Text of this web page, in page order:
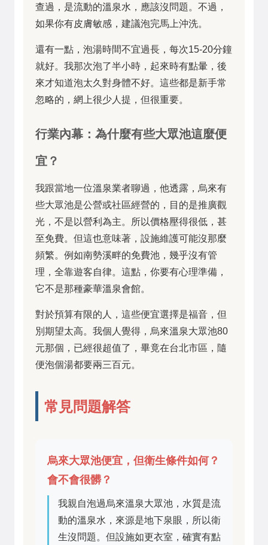
查過，是流動的溫泉水，應該沒問題。不過，
如果你有皮膚敏感，建議泡完馬上沖洗。
還有一點，泡湯時間不宜過長，每次15-20分鐘
就好。我那次泡了半小時，起來時有點暈，後
來才知道泡太久對身體不好。這些都是新手常
忽略的，網上很少人提，但很重要。
行業內幕：為什麼有些大眾池這麼便
宜？
我跟當地一位溫泉業者聊過，他透露，烏來有
些大眾池是公營或社區經營的，目的是推廣觀
光，不是以營利為主。所以價格壓得很低，甚
至免費。但這也意味著，設施維護可能沒那麼
頻繁。例如南勢溪畔的免費池，幾乎沒有管
理，全靠遊客自律。這點，你要有心理準備，
它不是那種豪華溫泉會館。
對於預算有限的人，這些便宜選擇是福音，但
別期望太高。我個人覺得，烏來溫泉大眾池80
元那個，已經很超值了，畢竟在台北市區，隨
便泡個湯都要兩三百元。
常見問題解答
烏來大眾池便宜，但衛生條件如何？
會不會很髒？
我親自泡過烏來溫泉大眾池，水質是流
動的溫泉水，來源是地下泉眼，所以衛
生沒問題。但設施如更衣室，確實有點